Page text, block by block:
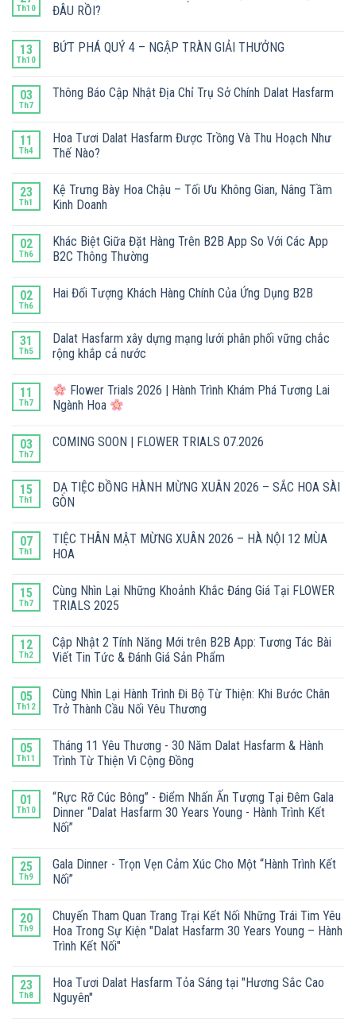
Th10
ĐÂU RỒI?
13
Th10
BỨT PHÁ QUÝ 4 – NGẬP TRÀN GIẢI THƯỞNG
03
Th7
Thông Báo Cập Nhật Địa Chỉ Trụ Sở Chính Dalat Hasfarm
11
Th4
Hoa Tươi Dalat Hasfarm Được Trồng Và Thu Hoạch Như
Thế Nào?
23
Th1
Kệ Trưng Bày Hoa Chậu – Tối Ưu Không Gian, Nâng Tầm
Kinh Doanh
02
Th6
Khác Biệt Giữa Đặt Hàng Trên B2B App So Với Các App
B2C Thông Thường
02
Th6
Hai Đối Tượng Khách Hàng Chính Của Ứng Dụng B2B
31
Th5
Dalat Hasfarm xây dựng mạng lưới phân phối vững chắc
rộng khắp cả nước
11
Th7
Flower Trials 2026 | Hành Trình Khám Phá Tương Lai
Ngành Hoa
03
Th7
COMING SOON | FLOWER TRIALS 07.2026
15
Th1
DẠ TIỆC ĐỒNG HÀNH MỪNG XUÂN 2026 – SẮC HOA SÀI
GÒN
07
Th1
TIỆC THÂN MẬT MỪNG XUÂN 2026 – HÀ NỘI 12 MÙA
HOA
15
Th7
Cùng Nhìn Lại Những Khoảnh Khắc Đáng Giá Tại FLOWER
TRIALS 2025
12
Th2
Cập Nhật 2 Tính Năng Mới trên B2B App: Tương Tác Bài
Viết Tin Tức & Đánh Giá Sản Phẩm
05
Th12
Cùng Nhìn Lại Hành Trình Đi Bộ Từ Thiện: Khi Bước Chân
Trở Thành Cầu Nối Yêu Thương
05
Th11
Tháng 11 Yêu Thương - 30 Năm Dalat Hasfarm & Hành
Trình Từ Thiện Vì Cộng Đồng
01
Th10
“Rực Rỡ Cúc Bông” - Điểm Nhấn Ấn Tượng Tại Đêm Gala
Dinner “Dalat Hasfarm 30 Years Young - Hành Trình Kết
Nối”
25
Th9
Gala Dinner - Trọn Vẹn Cảm Xúc Cho Một “Hành Trình Kết
Nối”
20
Th9
Chuyến Tham Quan Trang Trại Kết Nối Những Trái Tim Yêu
Hoa Trong Sự Kiện "Dalat Hasfarm 30 Years Young – Hành
Trình Kết Nối"
23
Th8
Hoa Tươi Dalat Hasfarm Tỏa Sáng tại "Hương Sắc Cao
Nguyên"